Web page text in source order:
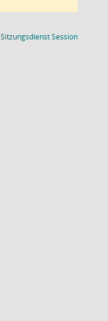
SitzungsdienstSession(Wird in